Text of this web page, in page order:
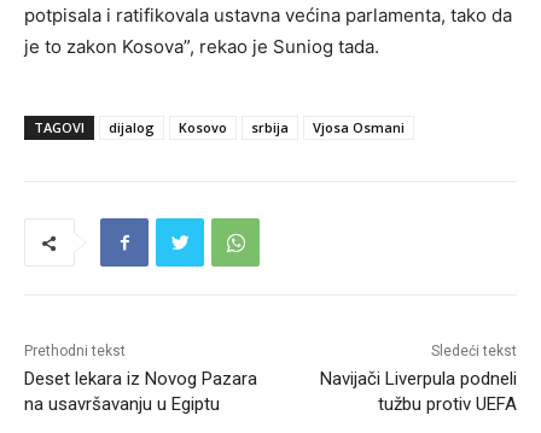
potpisala i ratifikovala ustavna većina parlamenta, tako da
je to zakon Kosova”, rekao je Suniog tada.
TAGOVI dijalog Kosovo srbija Vjosa Osmani
Prethodni tekst
Deset lekara iz Novog Pazara
na usavršavanju u Egiptu
Sledeći tekst
Navijači Liverpula podneli
tužbu protiv UEFA